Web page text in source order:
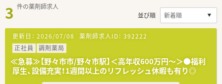
3 件の薬剤師求人
並び順
更新日： 2026/07/08 薬剤師求人ID： 392222
正社員
調剤薬局
≪急募≫【野々市市/野々市駅】＜高年収600万円～＞●福利
厚生、設備充実！1週間以上のリフレッシュ休暇も有り◎